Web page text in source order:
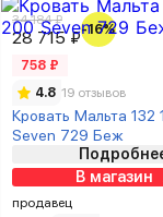
34 184 ₽
28 715 ₽-16%
758 ₽
4.8 19 отзывов
Кровать Мальта 132
Seven 729 Беж
В магазин
продавец